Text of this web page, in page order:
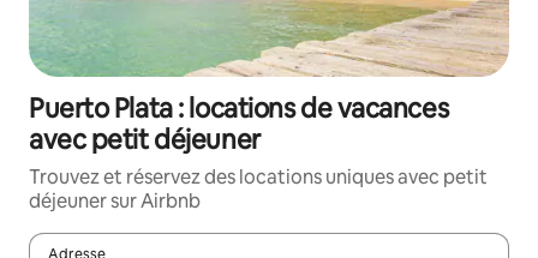
Puerto Plata : locations de vacances
avec petit déjeuner
Trouvez et réservez des locations uniques avec petit
déjeuner sur Airbnb